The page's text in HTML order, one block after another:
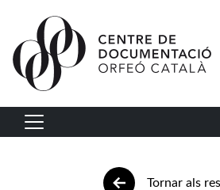
Vés al contingut
Navegació principal
Tornar als